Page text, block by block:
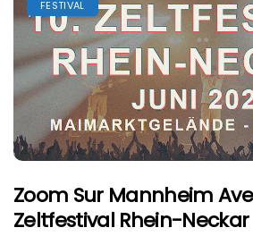
FESTIVAL
Zoom Sur Mannheim
Zeltfestival Rhein-Neckar